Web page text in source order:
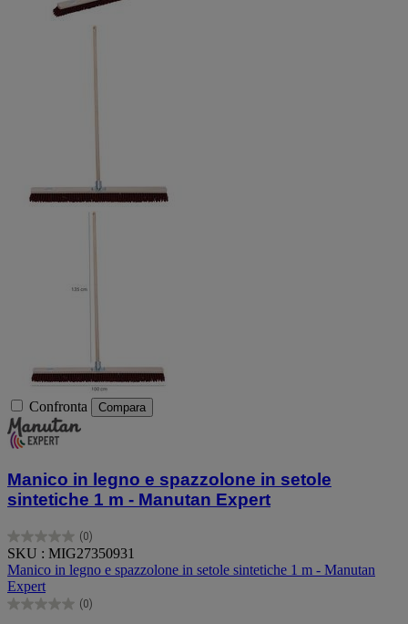
Confronta Compara
Manico in legno e spazzolone in setole
sintetiche 1 m - Manutan Expert
(0)
0.0
su
5
stelle.
SKU : MIG27350931
Manico in legno e spazzolone in setole sintetiche 1 m - Manutan
Expert
(0)
0.0